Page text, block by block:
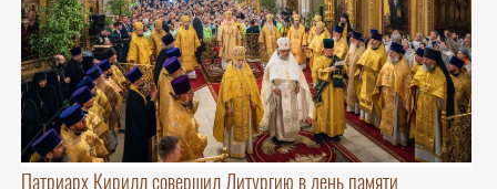
Патриарх Кирилл совершил Литургию в день памяти